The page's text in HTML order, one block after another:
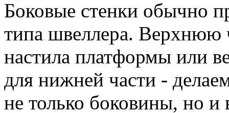
Боковые стенки обычно
типа швеллера. Верхнюю
настила платформы или
для нижней части -
не только боковины, но и